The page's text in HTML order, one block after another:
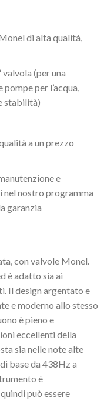
di alta qualità,
(per una
per l’acqua,
stabilità)
a un prezzo
e
nel nostro programma
garanzia
con valvole Monel.
è adatto sia ai
Il design argentato e
e moderno allo stesso
è pieno e
eccellenti della
sia nelle note alte
base da 438Hz a
è
può essere